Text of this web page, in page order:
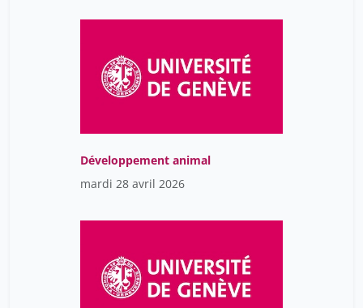
Développement animal
mardi 28 avril 2026